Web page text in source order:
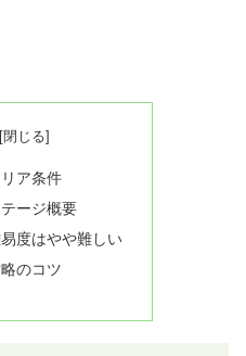
ア条件
ージ概要
度はやや難しい
のコツ